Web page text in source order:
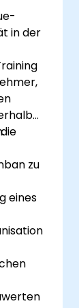
zu
in der
zu
eines